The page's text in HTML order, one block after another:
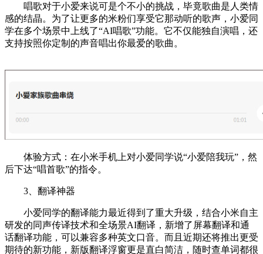
唱歌对于小爱来说可是个不小的挑战，毕竟歌曲是人类情
感的结晶。为了让更多的米粉们享受它那动听的歌声，小爱同
学在多个场景中上线了“AI唱歌”功能。它不仅能独自演唱，还
支持按照你定制的声音唱出你最爱的歌曲。
体验方式：在小米手机上对小爱同学说“小爱陪我玩”，然
后下达“唱首歌”的指令。
3、翻译神器
小爱同学的翻译能力最近得到了重大升级，结合小米自主
研发的同声传译技术和全场景AI翻译，新增了屏幕翻译和通
话翻译功能，可以兼容多种英文口音。而且近期还将推出更受
期待的新功能，新版翻译浮窗更是直白简洁，随时查单词都很